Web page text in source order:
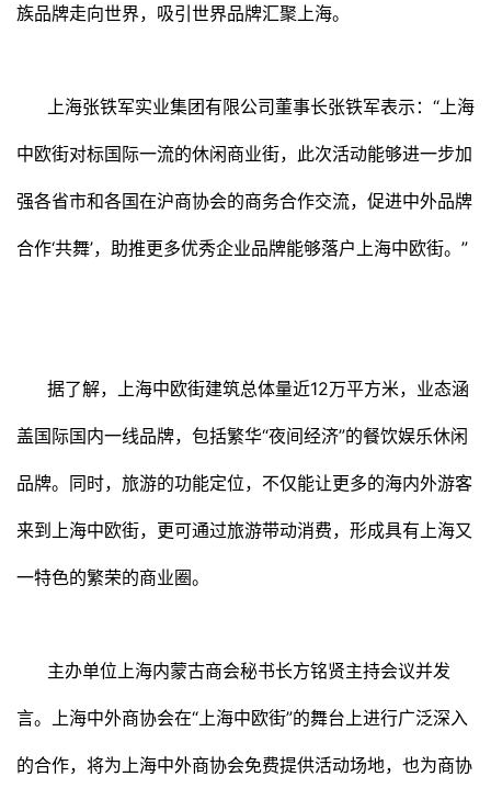
族品牌走向世界，吸引世界品牌汇聚上海。
上海张铁军实业集团有限公司董事长张铁军表示：“上海
中欧街对标国际一流的休闲商业街，此次活动能够进一步加
强各省市和各国在沪商协会的商务合作交流，促进中外品牌
合作‘共舞’，助推更多优秀企业品牌能够落户上海中欧街。”
据了解，上海中欧街建筑总体量近12万平方米，业态涵
盖国际国内一线品牌，包括繁华“夜间经济”的餐饮娱乐休闲
品牌。同时，旅游的功能定位，不仅能让更多的海内外游客
来到上海中欧街，更可通过旅游带动消费，形成具有上海又
一特色的繁荣的商业圈。
主办单位上海内蒙古商会秘书长方铭贤主持会议并发
言。上海中外商协会在“上海中欧街”的舞台上进行广泛深入
的合作，将为上海中外商协会免费提供活动场地，也为商协